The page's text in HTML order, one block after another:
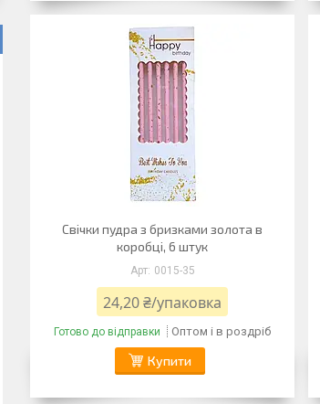
Свічки пудра з бризками золота в
коробці, 6 штук
0015-35
24,20 ₴/упаковка
Готово до відправки Оптом і в роздріб
Купити